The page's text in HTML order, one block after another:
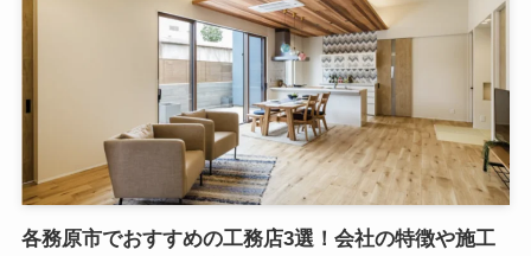
各務原市でおすすめの工務店3選！ 会社の特徴や施工